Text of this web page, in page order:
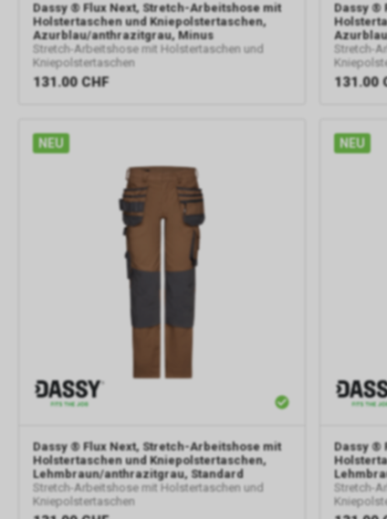
Dassy ® Flux Next, Stretch-Arbeitshose mit
Holstertaschen und Kniepolstertaschen,
Azurblau/anthrazitgrau, Minus
Stretch-Arbeitshose mit Holstertaschen und
Kniepolstertaschen
131.00 CHF
Dassy ®
Stretch-
131.00
NEU
Dassy ® Flux Next, Stretch-Arbeitshose mit
Holstertaschen und Kniepolstertaschen,
Lehmbraun/anthrazitgrau, Standard
Stretch-Arbeitshose mit Holstertaschen und
Kniepolstertaschen
NEU
Dassy ®
Stretch-